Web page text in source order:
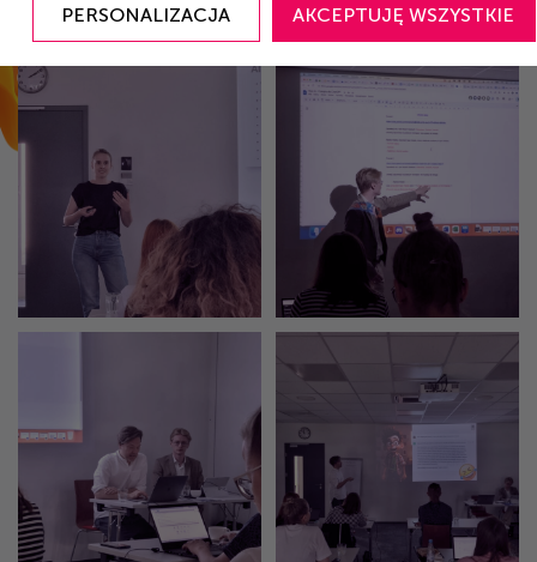
Zdjęcia z poprzednich edycji
PERSONALIZACJA AKCEPTUJĘ WSZYSTKIE